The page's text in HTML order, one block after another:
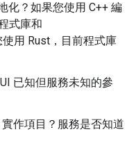
化？如果您使用 C++ 編
式庫和
使用 Rust，目前程式庫
已知但服務未知的參
作項目？服務是否知道